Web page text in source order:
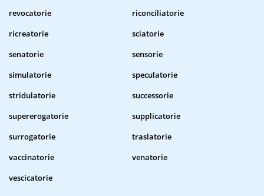
revocatorie
riconciliatorie
ricreatorie
sciatorie
senatorie
sensorie
simulatorie
speculatorie
stridulatorie
successorie
supererogatorie
supplicatorie
surrogatorie
traslatorie
vaccinatorie
venatorie
vescicatorie